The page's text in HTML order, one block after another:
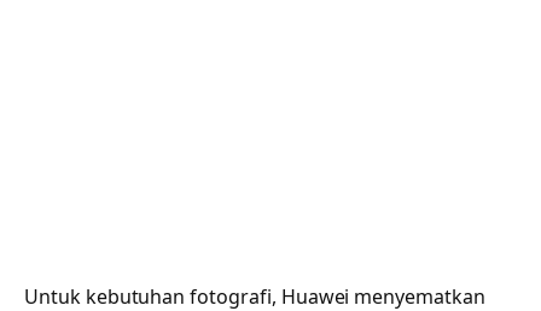
Untuk kebutuhan fotografi, Huawei menyematkan